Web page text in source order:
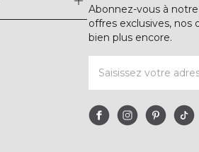
Abonnez-vous à
offres exclusives, nos
bien plus encore.